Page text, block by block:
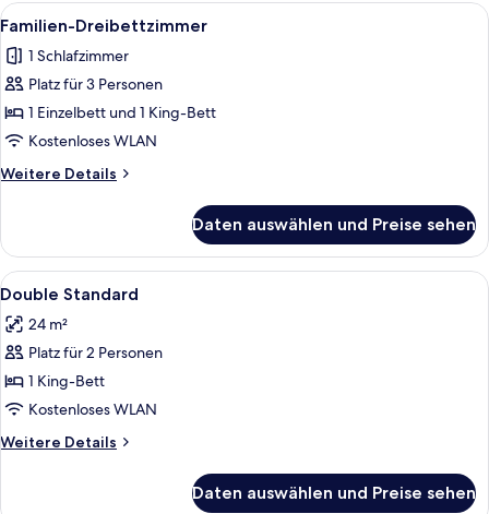
Queen-
Alle
Fotos
für
Familien-
Dreibettzimmer
anzeigen
Ein Hotelzimmer mit zwei Betten,
3
Familien-Dreibettzimmer
1 Schlafzimmer
Platz für 3 Personen
1 Einzelbett und 1 King-Bett
Kostenloses WLAN
Weitere Details
Weitere
Dreibettzimmer
Daten auswählen und Preise sehen
Alle
Fotos
für
Double
Standard
anzeigen
Bettwäsche aus ägyptischer
5
Double Standard
24 m²
Platz für 2 Personen
1 King-Bett
Kostenloses WLAN
Weitere Details
Weitere
Daten auswählen und Preise sehen